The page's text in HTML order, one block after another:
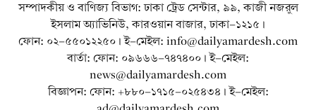
সম্পাদকীয় ও বাণিজ্য বিভাগ: ঢাকা ট্রেড সেন্টার, ৯৯, কাজী নজরুল
ইসলাম অ্যাভিনিউ, কারওয়ান বাজার, ঢাকা-১২১৫।
ফোন: ০২-৫৫০১২২৫০। ই-মেইল: info@dailyamardesh.com
বার্তা: ফোন: ০৯৬৬৬-৭৪৭৪০০। ই-মেইল:
news@dailyamardesh.com
বিজ্ঞাপন: ফোন: +৮৮০-১৭১৫-০২৫৪৩৪ । ই-মেইল: